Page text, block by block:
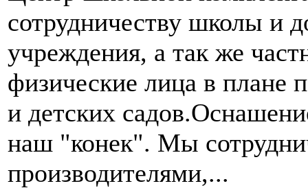
сотрудничеству школы и
учреждения, а так же
физические лица в плане
и детских
наш "конек". Мы
производителями,...